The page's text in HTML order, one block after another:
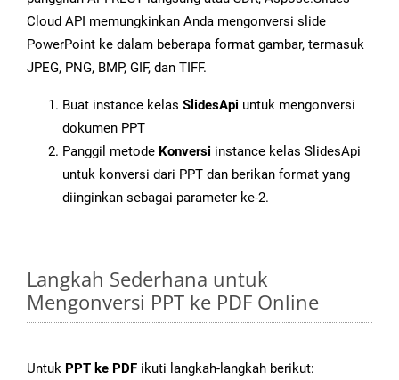
Cloud API memungkinkan Anda mengonversi slide
PowerPoint ke dalam beberapa format gambar, termasuk
JPEG, PNG, BMP, GIF, dan TIFF.
Buat instance kelas SlidesApi untuk mengonversi
dokumen PPT
Panggil metode Konversi instance kelas SlidesApi
untuk konversi dari PPT dan berikan format yang
diinginkan sebagai parameter ke-2.
Langkah Sederhana untuk
Mengonversi PPT ke PDF Online
Untuk PPT ke PDF ikuti langkah-langkah berikut: